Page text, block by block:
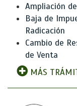
Ampliación
Baja de
Radicación
Cambio de
de Venta
MÁS